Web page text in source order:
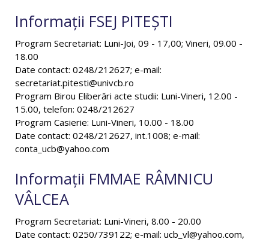
Informații FSEJ PITEȘTI
Program Secretariat: Luni-Joi, 09 - 17,00; Vineri, 09.00 -
18.00
Date contact: 0248/212627; e-mail:
secretariat.pitesti@univcb.ro
Program Birou Eliberări acte studii: Luni-Vineri, 12.00 -
15.00, telefon: 0248/212627
Program Casierie: Luni-Vineri, 10.00 - 18.00
Date contact: 0248/212627, int.1008; e-mail:
conta_ucb@yahoo.com
Informații FMMAE RÂMNICU
VÂLCEA
Program Secretariat: Luni-Vineri, 8.00 - 20.00
Date contact: 0250/739122; e-mail: ucb_vl@yahoo.com,